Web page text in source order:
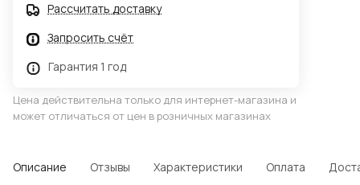
Рассчитать доставку
Запросить счёт
Гарантия 1 год
Цена действительна только для интернет-магазина и
может отличаться от цен в розничных магазинах
Описание Отзывы Характеристики Оплата